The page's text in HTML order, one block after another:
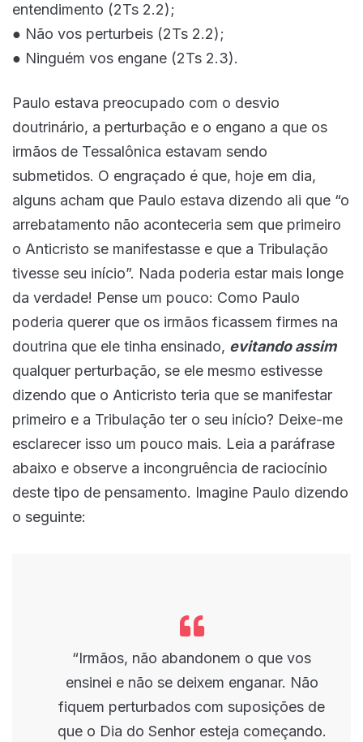
entendimento (2Ts 2.2);
● Não vos perturbeis (2Ts 2.2);
● Ninguém vos engane (2Ts 2.3).
Paulo estava preocupado com o desvio
doutrinário, a perturbação e o engano a que os
irmãos de Tessalônica estavam sendo
submetidos. O engraçado é que, hoje em dia,
alguns acham que Paulo estava dizendo ali que “o
arrebatamento não aconteceria sem que primeiro
o Anticristo se manifestasse e que a Tribulação
tivesse seu início”. Nada poderia estar mais longe
da verdade! Pense um pouco: Como Paulo
poderia querer que os irmãos ficassem firmes na
doutrina que ele tinha ensinado, evitando assim
qualquer perturbação, se ele mesmo estivesse
dizendo que o Anticristo teria que se manifestar
primeiro e a Tribulação ter o seu início? Deixe-me
esclarecer isso um pouco mais. Leia a paráfrase
abaixo e observe a incongruência de raciocínio
deste tipo de pensamento. Imagine Paulo dizendo
o seguinte:
“Irmãos, não abandonem o que vos
ensinei e não se deixem enganar. Não
fiquem perturbados com suposições de
que o Dia do Senhor esteja começando.